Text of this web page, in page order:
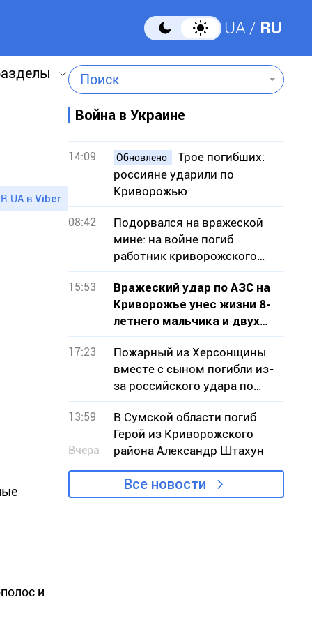
UA RU
Поиск
в Viber
и
Война в Украине
14:09 Обновлено
Трое погибших:
россияне ударили по
Криворожью
08:42
Подорвался на вражеской
мине: на войне погиб
работник криворожского
СевГОКа Владимир Заец
15:53
Вражеский удар по АЗС на
Криворожье унес жизни 8-
летнего мальчика и двух
взрослых
17:23
Пожарный из Херсонщины
вместе с сыном погибли из-
за российского удара по
АЗС на Криворожье
13:59
Вчера
В Сумской области погиб
Герой из Криворожского
района Александр Штахун
Все новости